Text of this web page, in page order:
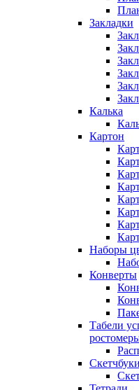
Закладки
Калька
Картон
Наборы
Конверты
Табели
Скетчбуки